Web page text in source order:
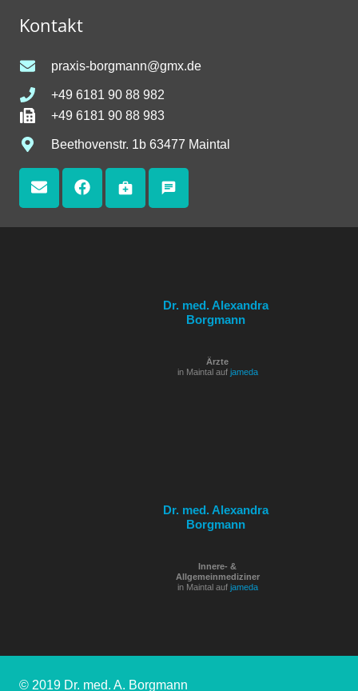
Kontakt
praxis-borgmann@gmx.de
+49 6181 90 88 982
+49 6181 90 88 983
Beethovenstr. 1b 63477 Maintal
medical_services chat
Dr. med. Alexandra
Borgmann
Ärzte
in Maintal auf jameda
Dr. med. Alexandra
Borgmann
Innere- &
Allgemeinmediziner
in Maintal auf jameda
© 2019 Dr. med. A. Borgmann